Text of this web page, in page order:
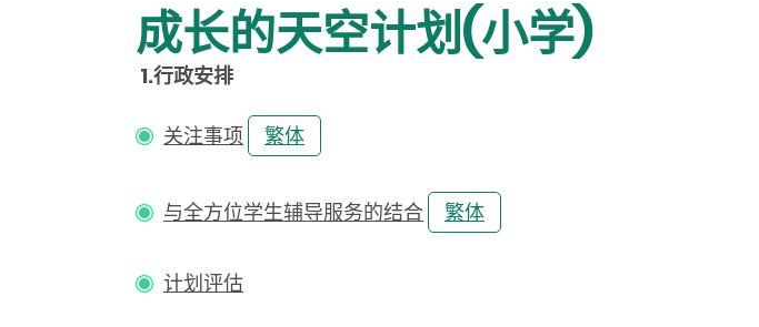
成长的天空计划(小学)
1.行政安排
关注事项 繁体
与全方位学生辅导服务的结合 繁体
计划评估